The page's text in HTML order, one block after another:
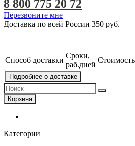
8 800 775 20 72
Перезвоните мне
Доставка по всей России 350 руб.
Способ доставки
Сроки,
раб.дней
Стоимость
Подробнее о доставке
Корзина
Категории